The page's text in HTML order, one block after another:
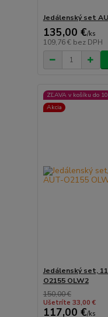
Jedálenský set
135,00 €/ks
109,76 € bez DPH
ZĽAVA v košíku do
Akcia
Jedálenský set,
O2155 OLW2
150,00 €
Ušetríte 33,00 €
117,00 €/ks